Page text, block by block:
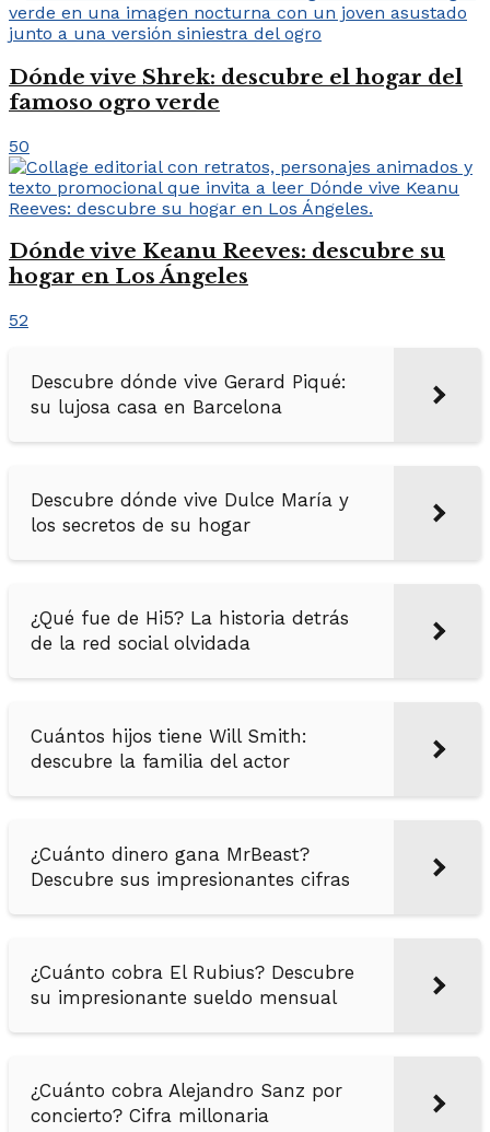
Dónde vive Shrek: descubre el hogar del
famoso ogro verde
50
Dónde vive Keanu Reeves: descubre su
hogar en Los Ángeles
52
Descubre dónde vive Gerard Piqué:
su lujosa casa en Barcelona
Descubre dónde vive Dulce María y
los secretos de su hogar
¿Qué fue de Hi5? La historia detrás
de la red social olvidada
Cuántos hijos tiene Will Smith:
descubre la familia del actor
¿Cuánto dinero gana MrBeast?
Descubre sus impresionantes cifras
¿Cuánto cobra El Rubius? Descubre
su impresionante sueldo mensual
¿Cuánto cobra Alejandro Sanz por
concierto? Cifra millonaria